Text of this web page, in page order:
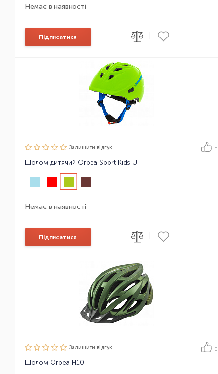
Немає в наявності
Підписатися
Залишити вiдгук 0
Шолом дитячий Orbea Sport Kids U
Немає в наявності
Підписатися
Залишити вiдгук 0
Шолом Orbea H10